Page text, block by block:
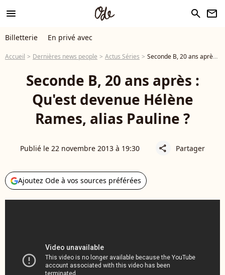
menu search newsletter
Billetterie En privé avec
Accueil Dernières news people Actus Séries Seconde B, 20 ans après : Qu'est devenue Hélène Rames, alias Pauline ?
Seconde B, 20 ans après :
Qu'est devenue Hélène
Rames, alias Pauline ?
Publié le 22 novembre 2013 à 19:30 share Partager
Ajoutez Ode à vos sources préférées